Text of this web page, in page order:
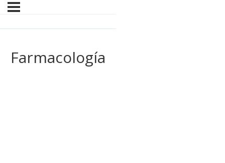
Farmacología